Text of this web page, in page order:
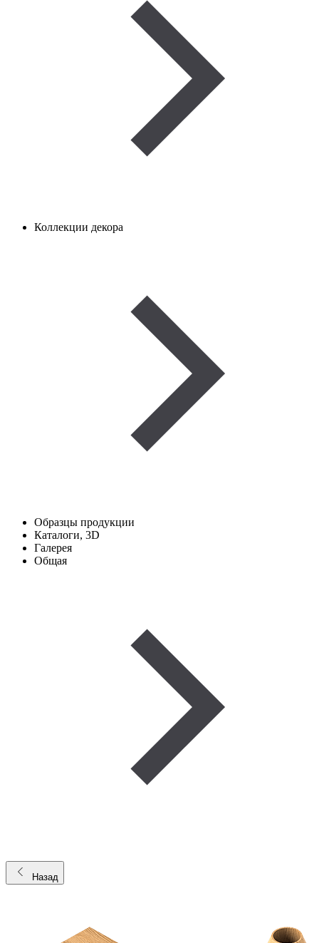
Коллекции декора
Образцы продукции
Каталоги, 3D
Галерея
Общая
Назад